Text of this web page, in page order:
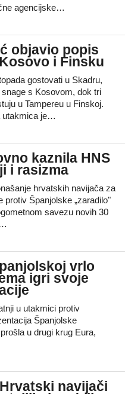
agencijske…
objavio popis
i Finsku
gostovati u Skadru,
s Kosovom, dok tri
u Tampereu u Finskoj.
utakmica je…
kaznila HNS
i rasizma
hrvatskih navijača za
protiv Španjolske „zaradilo"
savezu novih 30
vrlo
igri svoje
u utakmici protiv
Španjolske
u drugi krug Eura,
navijači